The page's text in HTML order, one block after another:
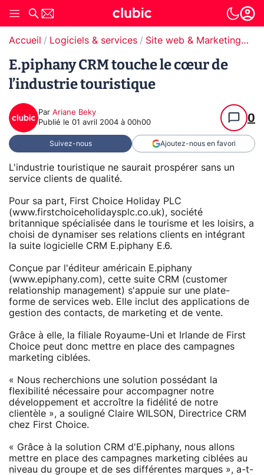
Accueil Logiciels & services Site web & Marketing Digital
E.piphany CRM touche le cœur de
l’industrie touristique
Par Ariane Beky
Publié le 01 avril 2004 à 00h00 0
Suivez-nous Ajoutez-nous en favori
L'industrie touristique ne saurait prospérer sans un
service clients de qualité.
Pour sa part, First Choice Holiday PLC
(www.firstchoiceholidaysplc.co.uk), société
britannique spécialisée dans le tourisme et les loisirs, a
choisi de dynamiser ses relations clients en intégrant
la suite logicielle CRM E.piphany E.6.
Conçue par l'éditeur américain E.piphany
(www.epiphany.com), cette suite CRM (customer
relationship management) s'appuie sur une plate-
forme de services web. Elle inclut des applications de
gestion des contacts, de marketing et de vente.
Grâce à elle, la filiale Royaume-Uni et Irlande de First
Choice peut donc mettre en place des campagnes
marketing ciblées.
« Nous recherchions une solution possédant la
flexibilité nécessaire pour accompagner notre
développement et accroître la fidélité de notre
clientèle », a souligné Claire WILSON, Directrice CRM
chez First Choice.
« Grâce à la solution CRM d'E.piphany, nous allons
mettre en place des campagnes marketing ciblées au
niveau du groupe et de ses différentes marques », a-t-